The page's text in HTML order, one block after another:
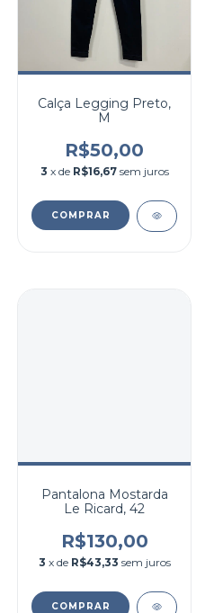
Calça Legging Preto,
M
R$50,00
3 x de R$16,67 sem juros
COMPRAR
Pantalona Mostarda
Le Ricard, 42
R$130,00
3 x de R$43,33 sem juros
COMPRAR